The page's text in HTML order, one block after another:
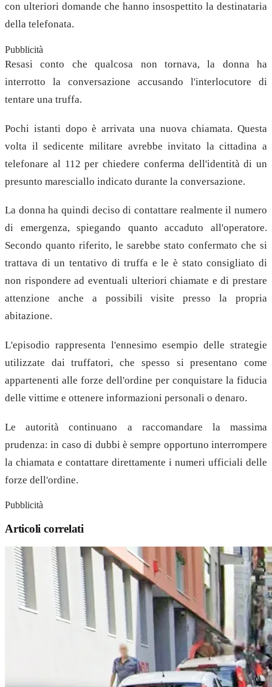
con ulteriori domande che hanno insospettito la destinataria
della telefonata.
Pubblicità
Resasi conto che qualcosa non tornava, la donna ha
interrotto la conversazione accusando l'interlocutore di
tentare una truffa.
Pochi istanti dopo è arrivata una nuova chiamata. Questa
volta il sedicente militare avrebbe invitato la cittadina a
telefonare al 112 per chiedere conferma dell'identità di un
presunto maresciallo indicato durante la conversazione.
La donna ha quindi deciso di contattare realmente il numero
di emergenza, spiegando quanto accaduto all'operatore.
Secondo quanto riferito, le sarebbe stato confermato che si
trattava di un tentativo di truffa e le è stato consigliato di
non rispondere ad eventuali ulteriori chiamate e di prestare
attenzione anche a possibili visite presso la propria
abitazione.
L'episodio rappresenta l'ennesimo esempio delle strategie
utilizzate dai truffatori, che spesso si presentano come
appartenenti alle forze dell'ordine per conquistare la fiducia
delle vittime e ottenere informazioni personali o denaro.
Le autorità continuano a raccomandare la massima
prudenza: in caso di dubbi è sempre opportuno interrompere
la chiamata e contattare direttamente i numeri ufficiali delle
forze dell'ordine.
Pubblicità
Articoli correlati